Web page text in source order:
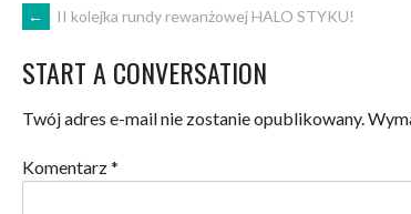
POST
NAVIGATION
← II kolejka rundy rewanżowej HALO STYKU!
START A CONVERSATION
Twój adres e-mail nie zostanie opublikowany.
Komentarz*